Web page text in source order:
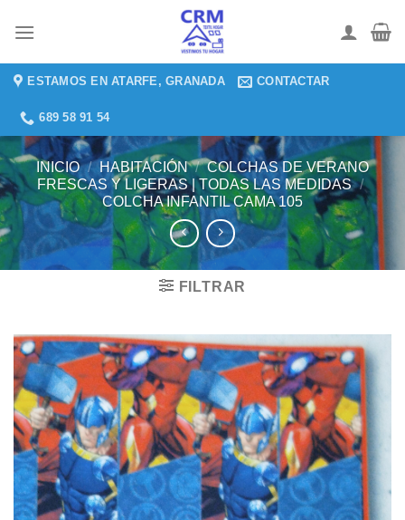
ESTAMOS EN ATARFE, GRANADA CONTACTAR
689 58 91 54
INICIO / HABITACIÓN / COLCHAS DE VERANO
FRESCAS Y LIGERAS | TODAS LAS MEDIDAS /
COLCHA INFANTIL CAMA 105
FILTRAR